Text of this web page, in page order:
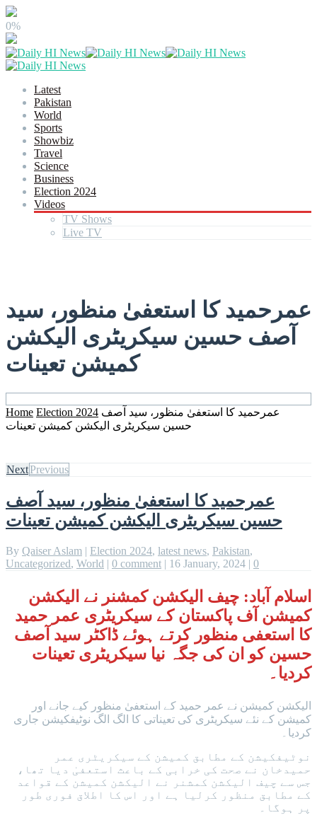
0%
Latest
Pakistan
World
Sports
Showbiz
Travel
Science
Business
Election 2024
Videos
TV Shows
Live TV
عمرحمید کا استعفیٰ منظور، سید
آصف حسین سیکریٹری الیکشن
کمیشن تعینات
Home Election 2024 عمرحمید کا استعفیٰ منظور، سید آصف
حسین سیکریٹری الیکشن کمیشن تعینات
NextPrevious
عمرحمید کا استعفیٰ منظور، سید آصف
حسین سیکریٹری الیکشن کمیشن تعینات
By Qaiser Aslam | Election 2024, latest news, Pakistan,
Uncategorized, World | 0 comment | 16 January, 2024 | 0
کمیشن آف پاکستان کے سیکریٹری عمر حمید
کا استعفی منظور کرتے ہوئے ڈاکٹر سید آصف
حسین کو ان کی جگہ نیا سیکریٹری تعینات
کردیا ۔
الیکشن کمیشن نے عمر حمید کے استعفیٰ منظور کیے جانے اور
کمیشن کے نئے سیکریٹری کی تعیناتی کا الگ الگ نوٹیفکیشن جاری
کردیا۔
نوٹیفکیشن کے مطابق کمیشن کے سیکریٹری عمر
حمیدخان نے صحت کی خرابی کے باعث استعفیٰ دیا تھا،
جس سے چیف الیکشن کمشنر نے الیکشن کمیشن کے قواعد
کے مطابق منظور کرلیا ہے اور اس کا اطلاق فوری طور
پر ہوگا۔